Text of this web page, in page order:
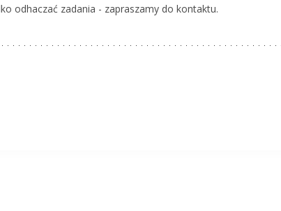
odhaczać zadania - zapraszamy do kontaktu.